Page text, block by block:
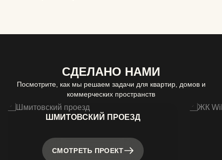
СДЕЛАНО НАМИ
Посмотрите, как мы решаем задачи для квартир, домов и
коммерческих пространств
ШМИТОВСКИЙ ПРОЕЗД
СМОТРЕТЬ ПРОЕКТ